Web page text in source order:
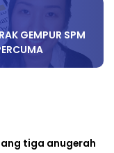
GEMPUR SPM
tiga anugerah